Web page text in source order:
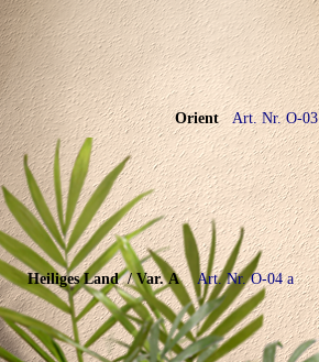
Orient Art. Nr. O-03
Heiliges Land / Var.A Art. Nr. O-04 a